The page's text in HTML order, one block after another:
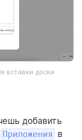
вставки доски
добавить
Приложения в